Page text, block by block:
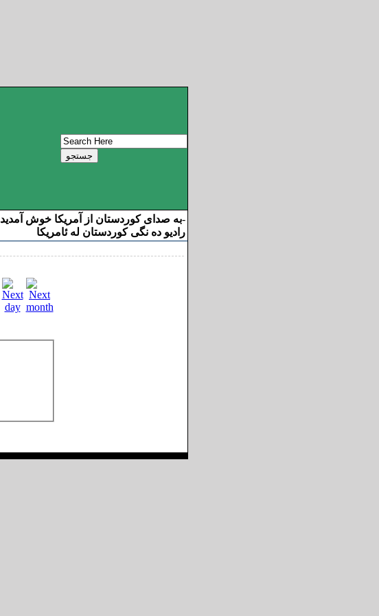
به صدای کوردستان از آمریکا خوش آمدید-
رادیو ده نگی کوردستان له ئامریکا